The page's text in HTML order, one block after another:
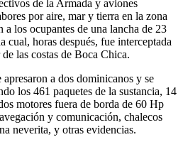
de la Armada y aviones
por aire, mar y tierra en la zona
a los ocupantes de una lancha de 23
cual, horas después, fue interceptada
las costas de Boca Chica.
a dos dominicanos y se
los 461 paquetes de la sustancia, 14
motores fuera de borda de 60 Hp
y comunicación, chalecos
neverita, y otras evidencias.